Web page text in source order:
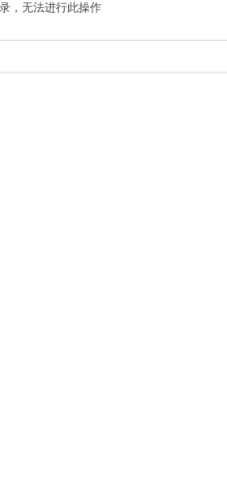
，无法进行此操作